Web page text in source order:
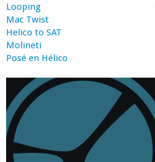
Looping
Mac Twist
Helico to SAT
Molineti
Posé en Hélico